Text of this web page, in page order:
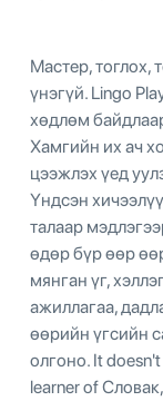
Мастер, тоглох,
үнэгүй. Lingo
хөдлөм
Хамгийн их ач
цээжлэх үед
Үндсэн
талаар
өдөр бүр өөр
мянган үг,
ажиллагаа,
өөрийн үгсийн
олгоно. It
learner of